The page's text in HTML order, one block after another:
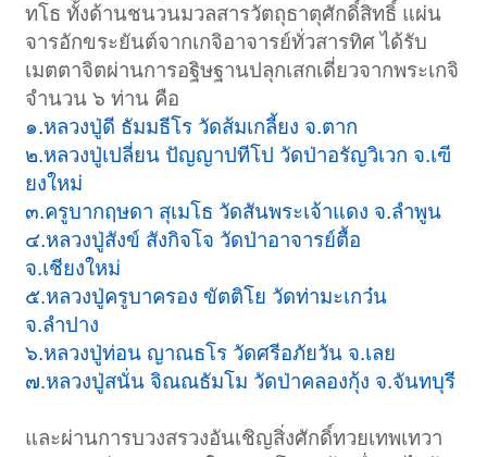
ทโธ ทั้งด้านชนวนมวลสารวัตถุธาตุศักดิ์สิทธิ์ แผ่น
จารอักขระยันต์จากเกจิอาจารย์ทั่วสารทิศ ได้รับ
เมตตาจิตผ่านการอฐิษฐานปลุกเสกเดี่ยวจากพระเกจิ
จำนวน ๖ ท่าน คือ
๑.หลวงปู่ดี ธัมมธีโร วัดส้มเกลี้ยง จ.ตาก
๒.หลวงปู่เปลี่ยน ปัญญาปทีโป วัดป่าอรัญวิเวก จ.เฃี
ยงใหม่
๓.ครูบากฤษดา สุเมโธ วัดสันพระเจ้าแดง จ.ลำพูน
๔.หลวงปู่สังข์ สังกิจโจ วัดป่าอาจารย์ตื้อ
จ.เชียงใหม่
๕.หลวงปู่ครูบาครอง ขัตติโย วัดท่ามะเกว๋น
จ.ลำปาง
๖.หลวงปู่ท่อน ญาณธโร วัดศรีอภัยวัน จ.เลย
๗.หลวงปู่สนั่น จิณณธัมโม วัดป่าคลองกุ้ง จ.จันทบุรี
และผ่านการบวงสรวงอันเชิญสิ่งศักดิ์ทวยเทพเทวา